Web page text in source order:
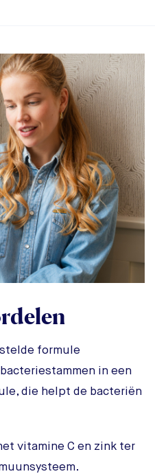
formule
in een
die helpt de bacteriën
vitamine C en zink ter